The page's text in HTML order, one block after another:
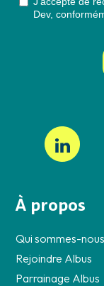
À propos
Qui sommes-
Rejoindre Albus
Parrainage Albus